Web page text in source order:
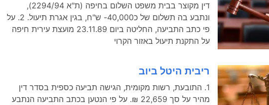
דין מקוצר בבית משפט השלום בחיפה (ת"א 2294/94),
ונתבע בה תשלום של כ40,000- ש"ח, בגין אגרת תיעול. 2. על
פי כתב התביעה, החליטה ביום 23.11.89 מועצת עירית חיפה
על התקנת תיעול באזור הקרוי
ריבית היטל ביוב
1. התובעת, רשות מקומית, הגישה תביעה כספית בסדר דין
מהיר על סך 22,659 ₪. על פי הנטען בכתב התביעה הנתבע